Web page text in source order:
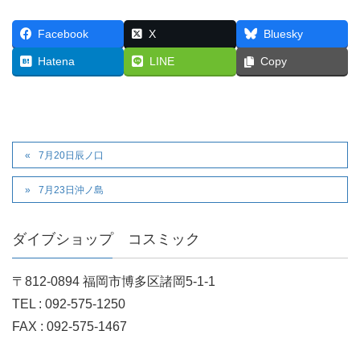
Facebook X Bluesky
Hatena LINE Copy
7月20日辰ノ口
7月23日沖ノ島
ダイブショップ コスミック
〒812-0894 福岡市博多区諸岡5-1-1
TEL : 092-575-1250
FAX : 092-575-1467